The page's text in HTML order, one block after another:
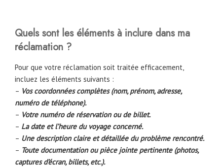
Quels sont les éléments à inclure dans ma
réclamation ?
Pour que votre réclamation soit traitée efficacement,
incluez les éléments suivants :
– Vos coordonnées complètes (nom, prénom, adresse,
numéro de téléphone).
– Votre numéro de réservation ou de billet.
– La date et l’heure du voyage concerné.
– Une description claire et détaillée du problème rencontré.
– Toute documentation ou pièce jointe pertinente (photos,
captures d’écran, billets, etc.).